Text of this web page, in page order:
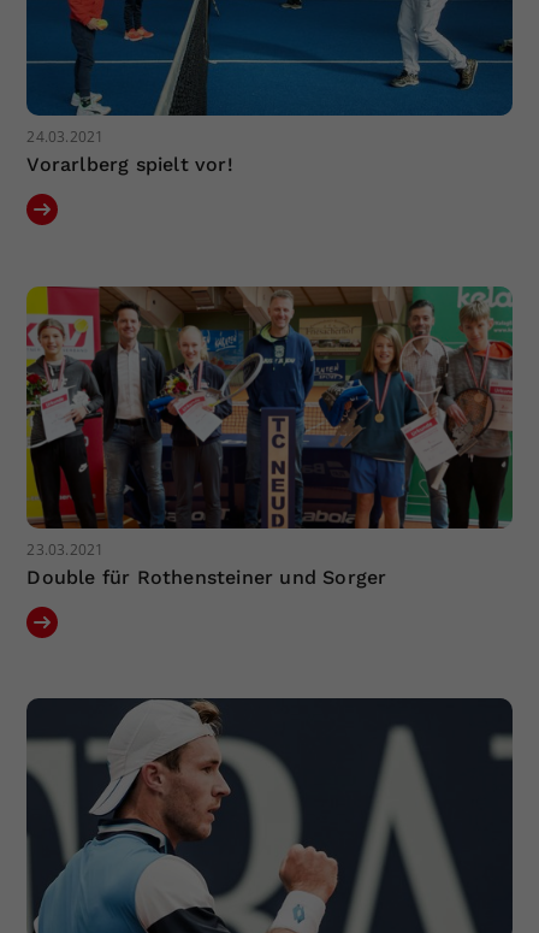
24.03.2021
Vorarlberg spielt vor!
23.03.2021
Double für Rothensteiner und Sorger